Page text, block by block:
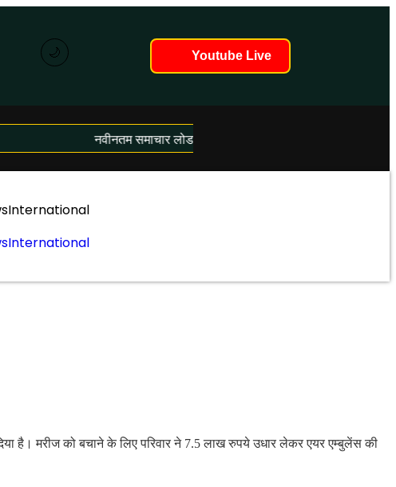
🌙 Youtube Live
नवीनतम समाचार लोड हो रहे हैं...
International
International
है। मरीज को बचाने के लिए परिवार ने 7.5 लाख रुपये उधार लेकर एयर एम्बुलेंस की